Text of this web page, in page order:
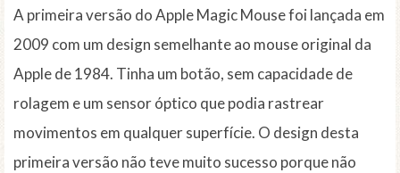
A primeira versão do Apple Magic Mouse foi lançada em
2009 com um design semelhante ao mouse original da
Apple de 1984. Tinha um botão, sem capacidade de
rolagem e um sensor óptico que podia rastrear
movimentos em qualquer superfície. O design desta
primeira versão não teve muito sucesso porque não